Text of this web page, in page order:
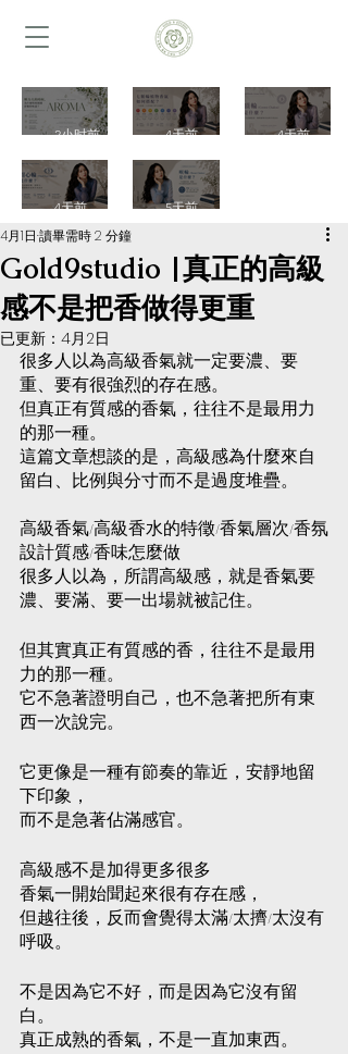
壓力大
候，為
什麼特
別想聞
舒服的
味道？
一次認
識舒壓
植物香
氣、情
緒氛圍
香氛設
計｜
Gold9St
udio
Aroma
Library
2小时前
七脈輪
氣如何
搭配？
一次認
識 7 大
香氣配
方與生
活應用
｜
Gold9St
udio
Aroma
Library
4天前
頂輪
）是什
麼？一
樹脂植
物香氣
設計｜
udio
Library
4天前
眉心輪
Eye
Chakra
）是什
麼？ 一
次認識
直覺、
洞察
力、樹
香氣與
芳香設
計｜
Gold9St
udio
Aroma
Library
4天前
喉輪
Chakra
）是什
麼？一
次認識
表達、
溝通、
草本植
與芳香
設計｜
Gold9St
udio
Aroma
Library
5天前
Gold9studio |真正的高級
感不是把香做得更重
4月1日 讀畢需時 2 分鐘
已更新： 4月2日
很多人以為高級香氣就一定要濃、要
重、要有很強烈的存在感。
但真正有質感的香氣，往往不是最用力
的那一種。
這篇文章想談的是，高級感為什麼來自
留白、比例與分寸而不是過度堆疊。
高級香氣/高級香水的特徵/香氣層次/香氛
設計質感/香味怎麼做
很多人以為，所謂高級感，就是香氣要
濃、要滿、要一出場就被記住。
但其實真正有質感的香，往往不是最用
力的那一種。
它不急著證明自己，也不急著把所有東
西一次說完。
它更像是一種有節奏的靠近，安靜地留
下印象，
而不是急著佔滿感官。
高級感不是加得更多很多
香氣一開始聞起來很有存在感，
但越往後，反而會覺得太滿/太擠/太沒有
呼吸。
不是因為它不好，而是因為它沒有留
白。
真正成熟的香氣，不是一直加東西。